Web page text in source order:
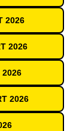
2026
2026
2026
2026